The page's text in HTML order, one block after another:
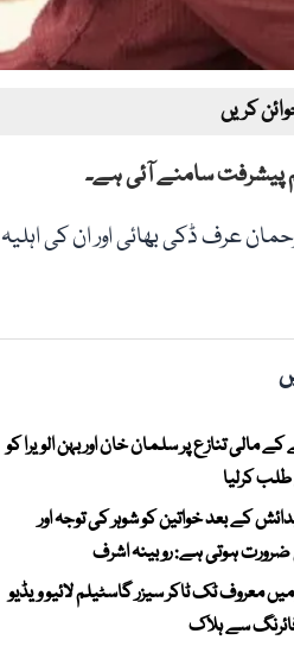
کریں
پیشرفت سامنے آئی ہے۔
عرف ڈکی بھائی اور ان کی اہلیہ
کے مالی تنازع پر سلمان خان اور بہن الویرا کو
کرلیا
کے بعد خواتین کو شوہر کی توجہ اور
ہوتی ہے: روبینہ اشرف
معروف ٹک ٹاکر سیزر گاسٹیلم لائیو ویڈیو
سے ہلاک